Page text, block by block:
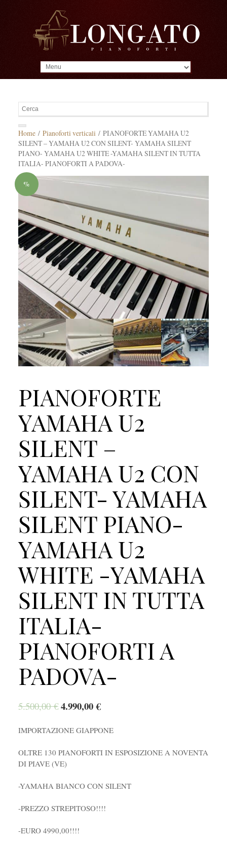
Home/ Pianoforti verticali / PIANOFORTE YAMAHA U2
SILENT – YAMAHA U2 CON SILENT- YAMAHA SILENT
PIANO- YAMAHA U2 WHITE -YAMAHA SILENT IN TUTTA
ITALIA- PIANOFORTI A PADOVA-
%
PIANOFORTE
YAMAHA U2
SILENT –
YAMAHA U2 CON
SILENT- YAMAHA
SILENT PIANO-
YAMAHA U2
WHITE -YAMAHA
SILENT IN TUTTA
ITALIA-
PIANOFORTI A
PADOVA-
5.500,00€ 4.990,00€
IMPORTAZIONE GIAPPONE
OLTRE 130 PIANOFORTI IN ESPOSIZIONE A NOVENTA
DI PIAVE (VE)
-YAMAHA BIANCO CON SILENT
-PREZZO STREPITOSO!!!!
-EURO 4990,00!!!!